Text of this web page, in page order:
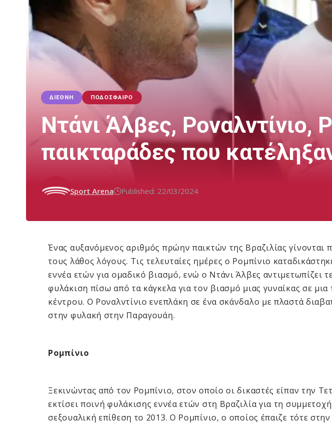
ΔΙΕΘΝΉ ΠΟΔΌΣΦΑΙΡΟ
Ντάνι Άλβες, Ροναλντίνιο,
παικταράδες που
Sport Arena Published: 22/03/2024
Ένας αυξανόμενος αριθμός πρώην παικτών της Βραζιλίας γίνονται
τους λάθος λόγους. Τις τελευταίες ημέρες ο Ρομπίνιο
εννέα ετών για ομαδικό βιασμό, ενώ ο Ντάνι Άλβες αντιμετωπίζει
φυλάκιση πίσω από τα κάγκελα για τον βιασμό μιας γυναίκας σε μια
κέντρου. Ο Ροναλντίνιο ενεπλάκη σε ένα σκάνδαλο με πλαστά
στην φυλακή στην Παραγουάη.
Ρομπίνιο
Ξεκινώντας από τον Ρομπίνιο, στον οποίο οι δικαστές είπαν την
εκτίσει ποινή φυλάκισης εννέα ετών στη Βραζιλία για τη
σεξουαλική επίθεση το 2013. Ο Ρομπίνιο, ο οποίος έπαιζε τότε